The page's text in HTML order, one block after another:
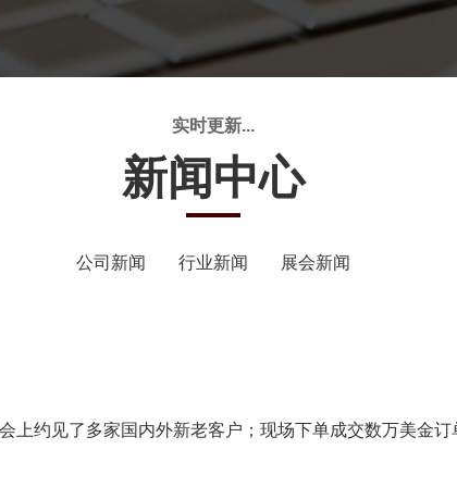
实时更新...
新闻中心
公司新闻 行业新闻 展会新闻
上约见了多家国内外新老客户；现场下单成交数万美金订